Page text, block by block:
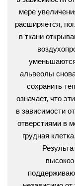
мере
расширяется,
в ткани
альвеолы
сохранить
означает, что
в зависимости
отверстиями в
грудная